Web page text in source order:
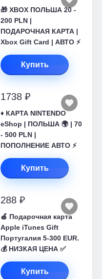
🎁 XBOX ПОЛЬША 20 -
200 PLN |
ПОДАРОЧНАЯ КАРТА |
Xbox Gift Card | АВТО ⚡
Купить
1738 ₽
♦️ КАРТА NINTENDO
eShop | ПОЛЬША 🌍 | 70
- 500 PLN |
ПОПОЛНЕНИЕ АВТО ⚡
Купить
288 ₽
🍎 Подарочная карта
Apple iTunes Gift
Португалия 5-300 EUR.
💰 НИЗКАЯ ЦЕНА ✅
Купить